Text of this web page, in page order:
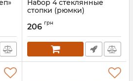
Набор 4 стеклянные
стопки (рюмки)
подарочной коробке
Артикул: PB-420242
206 грн